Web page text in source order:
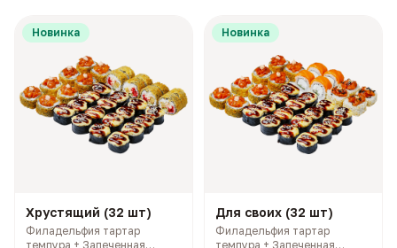
Новинка
Хрустящий (32 шт)
Филадельфия тартар
темпура + Запеченная
Новинка
Для своих (32 шт)
Филадельфия тартар
темпура + Запеченная